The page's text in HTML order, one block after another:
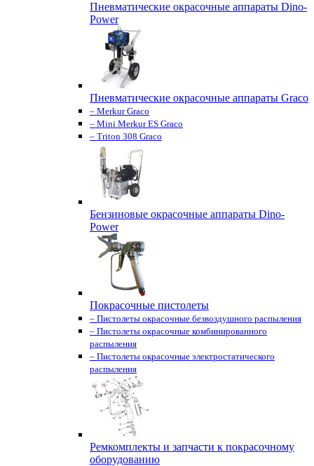
Пневматические окрасочные аппараты Dino-
Power
Пневматические окрасочные аппараты Graco
– Merkur Graco
– Mini Merkur ES Graco
– Triton 308 Graco
Бензиновые окрасочные аппараты Dino-
Power
Покрасочные пистолеты
– Пистолеты окрасочные безвоздушного распыления
– Пистолеты окрасочные комбинированного
распыления
– Пистолеты окрасочные электростатического
распыления
Ремкомплекты и запчасти к покрасочному
оборудованию